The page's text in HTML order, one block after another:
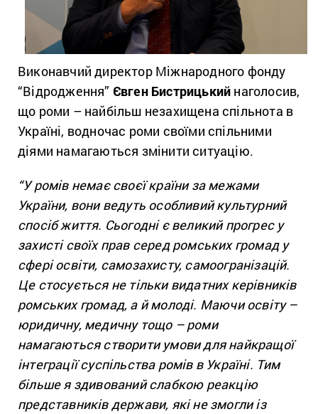
Виконавчий директор Міжнародного фонду
“Відродження” Євген Бистрицький наголосив,
що роми – найбільш незахищена спільнота в
Україні, водночас роми своїми спільними
діями намагаються змінити ситуацію.
“У ромів немає своєї країни за межами
України, вони ведуть особливий культурний
спосіб життя. Сьогодні є великий прогрес у
захисті своїх прав серед ромських громад у
сфері освіти, самозахисту, самоогранізацій.
Це стосується не тільки видатних керівників
ромських громад, а й молоді. Маючи освіту –
юридичну, медичну тощо – роми
намагаються створити умови для найкращої
інтеграції суспільства ромів в Україні. Тим
більше я здивований слабкою реакцію
представників держави, які не змогли із